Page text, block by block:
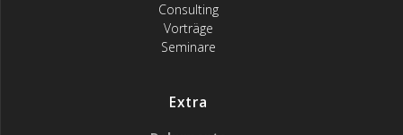
Consulting
Vorträge
Seminare
Extra